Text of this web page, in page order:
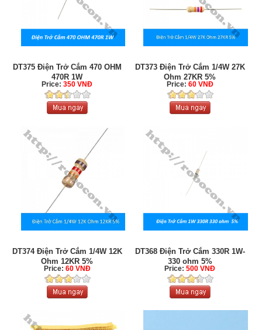
DT375 Điện Trở Cắm 470 OHM
470R 1W
Price:350 VNĐ
DT373 Điện Trở Cắm 1/4W 27K
Ohm 27KR 5%
Price: 60 VNĐ
DT374 Điện Trở Cắm 1/4W 12K
Ohm 12KR 5%
Price: 60 VNĐ
DT368 Điện Trở Cắm 330R 1W-
330 ohm 5%
Price:500 VNĐ